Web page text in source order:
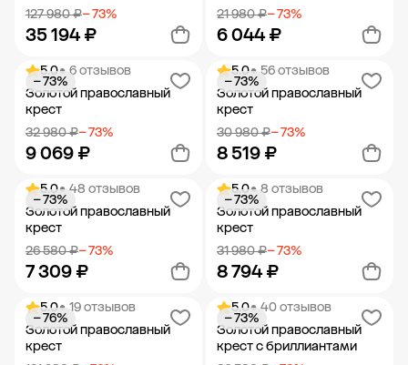
127 980 ₽− 73%
35 194 ₽
Добавить в корзину
21 980 ₽− 73%
6 044 ₽
Добавить в корзину
5.0• 6 отзывов
Золотой православный
крест
32 980 ₽− 73%
9 069 ₽
− 73%
Добавить в корзину
5.0• 56 отзывов
Золотой православный
крест
30 980 ₽− 73%
8 519 ₽
− 73%
Добавить в корзину
5.0• 48 отзывов
Золотой православный
крест
26 580 ₽− 73%
7 309 ₽
− 73%
Добавить в корзину
5.0• 8 отзывов
Золотой православный
крест
31 980 ₽− 73%
8 794 ₽
− 73%
Добавить в корзину
5.0• 19 отзывов
Золотой православный
крест
− 76%
5.0• 40 отзывов
Золотой православный
крест с бриллиантами
− 73%